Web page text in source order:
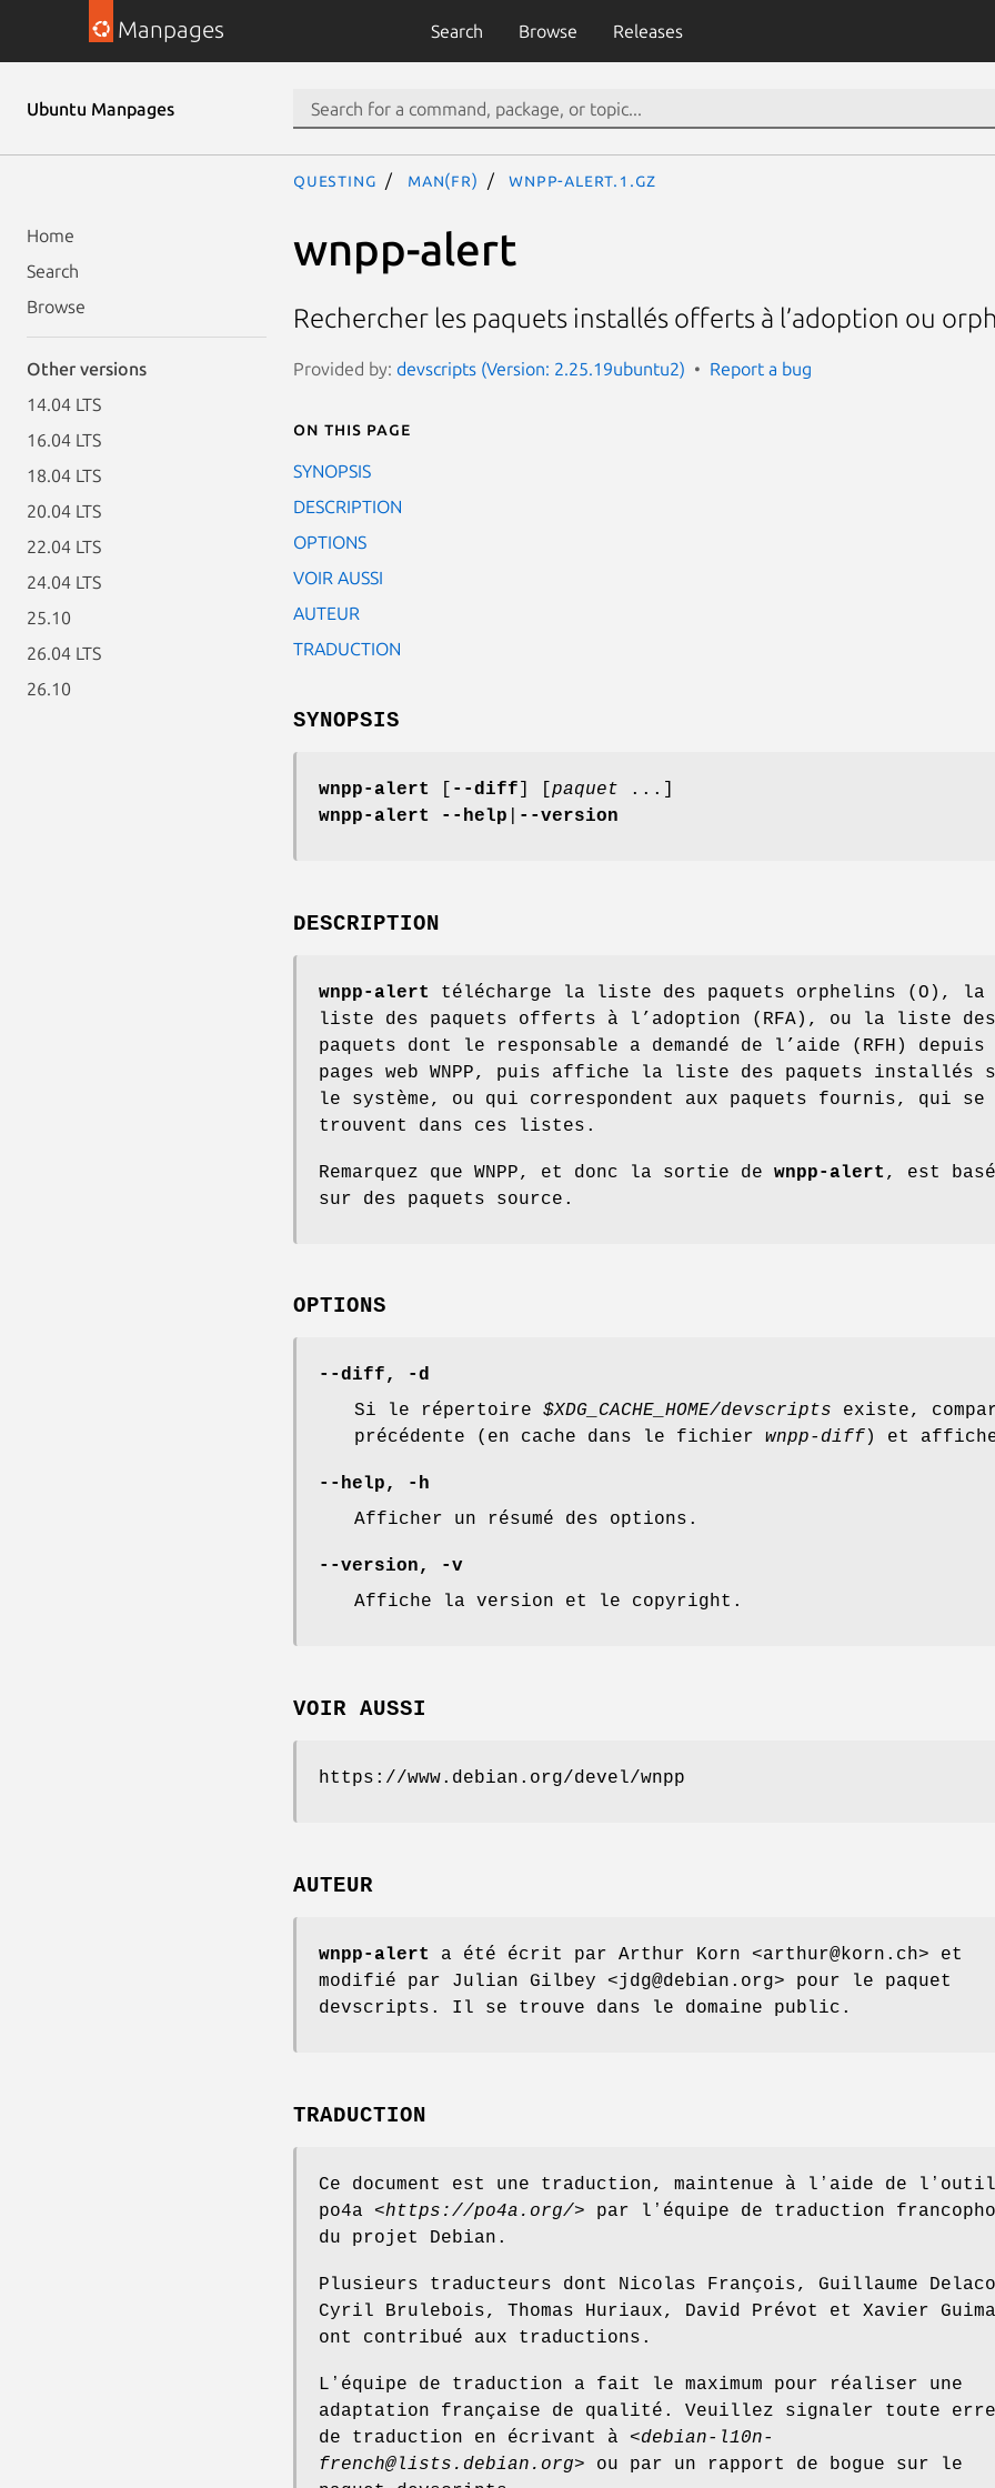
Manpages Search Browse Releases
Ubuntu Manpages
Home
Search
Browse
Other versions
14.04 LTS
16.04 LTS
18.04 LTS
20.04 LTS
22.04 LTS
24.04 LTS
25.10
26.04 LTS
26.10
questing man(fr) wnpp-alert.1.gz
wnpp-alert
Rechercher les paquets installés offerts à l’adoption ou
Provided by: devscripts (Version: 2.25.19ubuntu2) Report a bug
On this page
SYNOPSIS
DESCRIPTION
OPTIONS
VOIR AUSSI
AUTEUR
TRADUCTION
SYNOPSIS
wnpp-alert --diff paquet ...]
wnpp-alert --help
--version
DESCRIPTION
wnpp-alert
télécharge la liste des paquets orphelins (O), la
liste des paquets offerts à l’adoption (RFA), ou la liste des
paquets dont le responsable a demandé de l’aide (RFH)
pages web WNPP, puis affiche la liste des paquets installés
le système, ou qui correspondent aux paquets fournis, qui se
trouvent dans ces listes.
Remarquez que WNPP, et donc la sortie de wnpp-alert , est basé
sur des paquets source.
OPTIONS
--diff,
-d
Si le répertoire $XDG_CACHE_HOME/devscripts existe,
précédente (en cache dans le fichier wnpp-diff ) et
--help,
-h
Afficher un résumé des options.
--version,
-v
Affiche la version et le copyright.
VOIR AUSSI
https://www.debian.org/devel/wnpp
AUTEUR
wnpp-alert
a été écrit par Arthur Korn <arthur@korn.ch> et
modifié par Julian Gilbey <jdg@debian.org> pour le paquet
devscripts. Il se trouve dans le domaine public.
TRADUCTION
Ce document est une traduction, maintenue à lʼaide de lʼoutil
po4a <https://po4a.org/> par lʼéquipe de traduction
du projet Debian.
Plusieurs traducteurs dont Nicolas François, Guillaume
Cyril Brulebois, Thomas Huriaux, David Prévot et Xavier
ont contribué aux traductions.
Lʼéquipe de traduction a fait le maximum pour réaliser une
adaptation française de qualité. Veuillez signaler toute
de traduction en écrivant à <debian-l10n-
french@lists.debian.org> ou par un rapport de bogue sur le